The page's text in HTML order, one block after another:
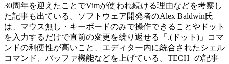
30周年を迎えたことでVimが使われ続ける理由などを考察し
た記事も出ている。ソフトウェア開発者のAlex Baldwin氏
は、マウス無し・キーボードのみで操作できることやドット
を入力するだけで直前の変更を繰り返せる「.(ドット)」コマ
ンドの利便性が高いこと、エディター内に統合されたシェル
コマンド、バッファ機能などを上げている。TECH+の記事